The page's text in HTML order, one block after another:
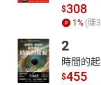
獨自行走的貓-2
獨自行走的貓-3
獨自行走的貓-4
蝴蝶頓腳-1
$308
1 % (賺3
2
時間的
$455